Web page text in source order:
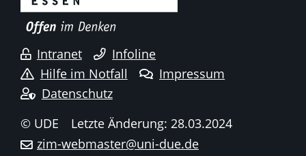
Intranet
Infoline
Hilfe im Notfall
Impressum
Datenschutz
© UDE
Letzte Änderung: 28.03.2024
zim-webmaster@uni-due.de